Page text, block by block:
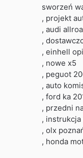
sworzeń
, projekt
, audi
,
, einhell
, nowe x5
, peguot
, auto
, ford ka
, przedni
, instrukcja
, olx
, honda